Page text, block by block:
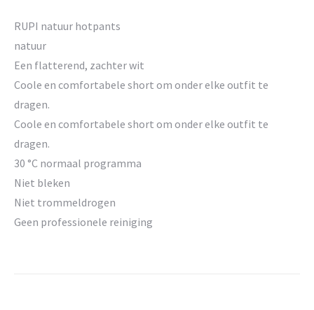
RUPI natuur hotpants
natuur
Een flatterend, zachter wit
Coole en comfortabele short om onder elke outfit te
dragen.
Coole en comfortabele short om onder elke outfit te
dragen.
30 °C normaal programma
Niet bleken
Niet trommeldrogen
Geen professionele reiniging